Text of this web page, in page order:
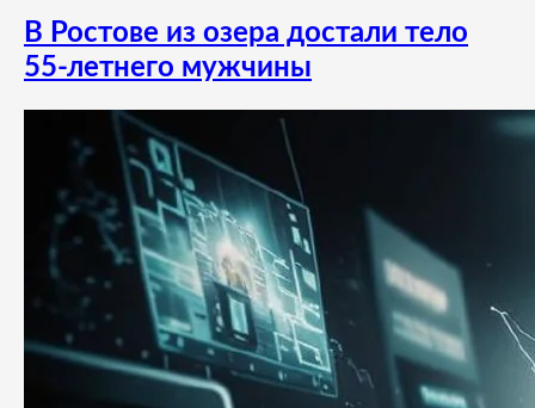
В Ростове из озера достали тело
55-летнего мужчины